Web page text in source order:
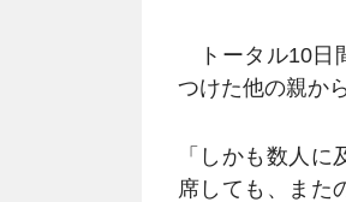
トータル10日
つけた他の親か
「しかも数人
席しても、また